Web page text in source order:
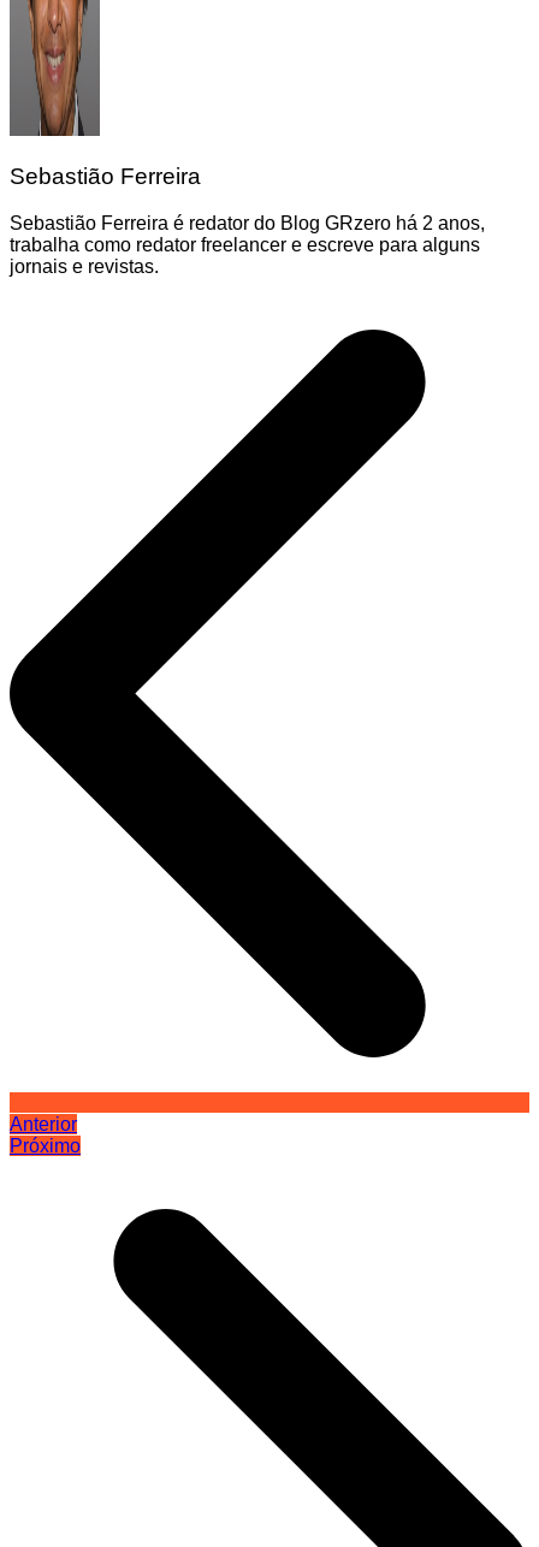
Sebastião Ferreira
Sebastião Ferreira é redator do Blog GRzero há 2 anos,
trabalha como redator freelancer e escreve para alguns
jornais e revistas.
Anterior
Próximo